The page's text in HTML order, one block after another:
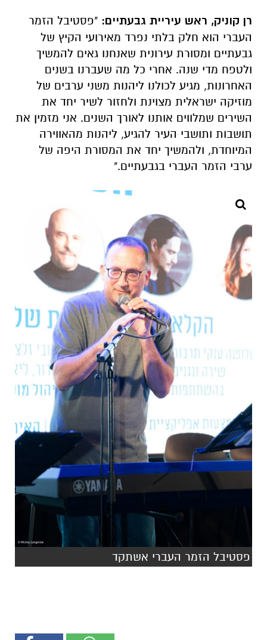
רן קוניק, ראש עיריית גבעתיים: "פסטיבל הזמר
העברי הוא חלק בלתי נפרד מאירועי הקיץ של
גבעתיים ומסורת עירונית שאנחנו גאים להמשיך
ולטפח מדי שנה. אחרי כל מה שעברנו בשנים
האחרונות, מגיע לכולנו ליהנות משני ערבים של
מוזיקה ישראלית מצוינת ולחזור לשיר יחד את
השירים שמלווים אותנו לאורך השנים. אני מזמין את
תושבות ותושבי העיר להגיע, ליהנות מהאווירה
המיוחדת, ולהמשיך יחד את המסורת היפה של
ערבי הזמר העברי בגבעתיים."
פסטיבל הזמר העברי אשתקד